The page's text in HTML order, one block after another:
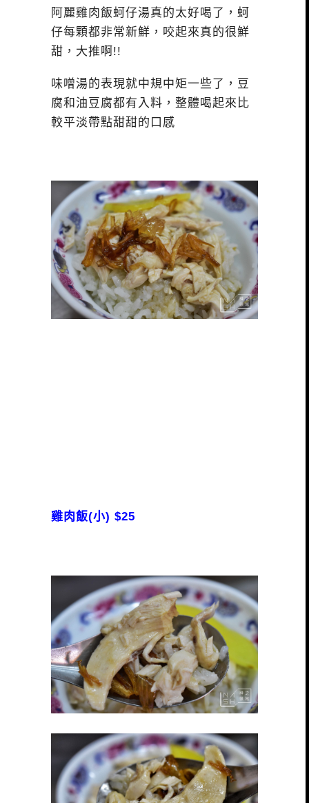
阿麗雞肉飯蚵仔湯真的太好喝了，蚵
仔每顆都非常新鮮，咬起來真的很鮮
甜，大推啊!!
味噌湯的表現就中規中矩一些了，豆
腐和油豆腐都有入料，整體喝起來比
較平淡帶點甜甜的口感
雞肉飯(小) $25